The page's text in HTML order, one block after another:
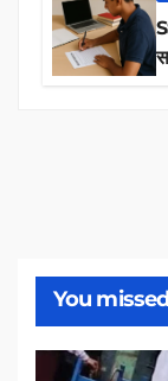
You missed